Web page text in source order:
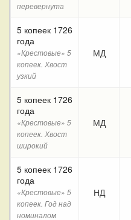
перевернута
5 копеек 1726
года
«Крестовые» 5
копеек. Хвост
узкий
МД
5 копеек 1726
года
«Крестовые» 5
копеек. Хвост
широкий
МД
5 копеек 1726
года
«Крестовые» 5
копеек. Год над
номиналом
НД